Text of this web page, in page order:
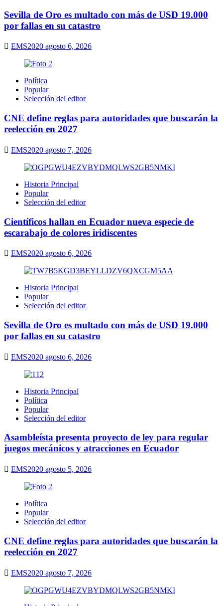
Sevilla de Oro es multado con más de USD 19.000
por fallas en su catastro
EMS2020 agosto 6, 2026
Política
Popular
Selección del editor
CNE define reglas para autoridades que buscarán la
reelección en 2027
EMS2020 agosto 7, 2026
Historia Principal
Popular
Selección del editor
Científicos hallan en Ecuador nueva especie de
escarabajo de colores iridiscentes
EMS2020 agosto 6, 2026
Historia Principal
Popular
Selección del editor
Sevilla de Oro es multado con más de USD 19.000
por fallas en su catastro
EMS2020 agosto 6, 2026
Historia Principal
Política
Popular
Selección del editor
Asambleísta presenta proyecto de ley para regular
juegos mecánicos y atracciones en Ecuador
EMS2020 agosto 5, 2026
Política
Popular
Selección del editor
CNE define reglas para autoridades que buscarán la
reelección en 2027
EMS2020 agosto 7, 2026